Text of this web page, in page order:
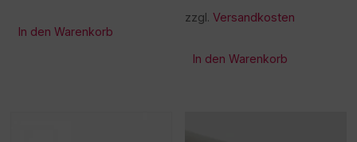
In den Warenkorb
zzgl.Versandkosten
In den Warenkorb